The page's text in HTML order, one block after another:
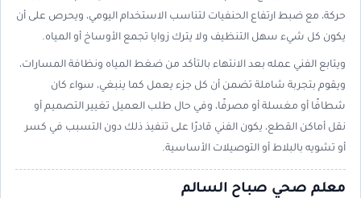
حركة، مع ضبط ارتفاع الحنفيات لتناسب الاستخدام اليومي، ويحرص على أن
يكون كل شيء سهل التنظيف ولا يترك زوايا تجمع الأوساخ أو المياه.
ويتابع الفني عمله بعد الانتهاء بالتأكد من ضغط المياه ونظافة المسارات،
ويقوم بتجربة شاملة تضمن أن كل جزء يعمل كما ينبغي، سواء كان
شطافًا أو مغسلة أو مصرفًا، وفي حال طلب العميل تغيير التصميم أو
نقل أماكن القطع، يكون الفني قادرًا على تنفيذ ذلك دون التسبب في كسر
أو تشويه بالبلاط أو التوصيلات الأساسية.
معلم صحي صباح السالم